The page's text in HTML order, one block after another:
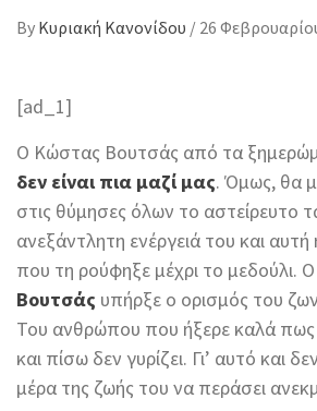
By Κυριακή Κανονίδου / 26
[ad_1]
Ο Κώστας Βουτσάς από τα
δεν είναι πια μαζί μας. Όμως, θα
στις θύμησες όλων το αστείρευτο
ανεξάντλητη ενέργειά του και αυτή
που τη ρούφηξε μέχρι το μεδούλι. Ο
Βουτσάς υπήρξε ο ορισμός του
Του ανθρώπου που ήξερε καλά πως
και πίσω δεν γυρίζει. Γι’ αυτό και
μέρα της ζωής του να περάσει